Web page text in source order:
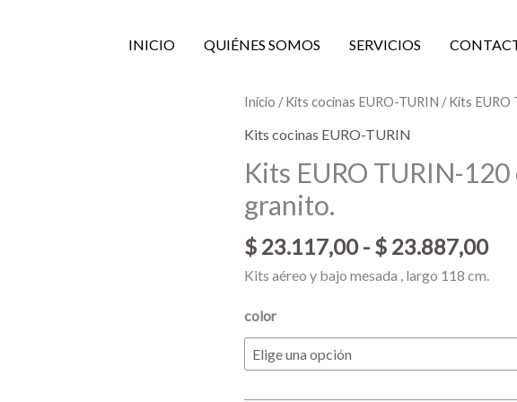
INICIO QUIÉNES SOMOS SERVICIOS
Inicio /Kits cocinas EURO-TURIN / Kits EURO
Kits cocinas EURO-TURIN
Kits EURO TURIN-120
granito.
$ 23.117,00 - $ 23.887,00$
Kits aéreo y bajo mesada , largo 118 cm.
color
Kits
120
con
mesada
de
granito.